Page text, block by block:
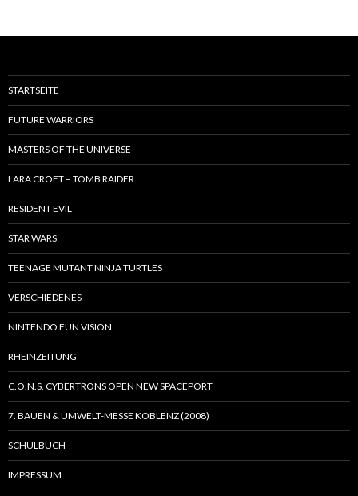
STARTSEITE
FUTURE WARRIORS
MASTERS OF THE UNIVERSE
LARA CROFT – TOMB RAIDER
RESIDENT EVIL
STAR WARS
TEENAGE MUTANT NINJA TURTLES
VERSCHIEDENES
NINTENDO FUN VISION
RHEINZEITUNG
C.O.N.S. CYBERTRONS OPEN NEW SPACEPORT
7. BAUEN & UMWELT-MESSE KOBLENZ (2008)
SCHULBUCH
IMPRESSUM